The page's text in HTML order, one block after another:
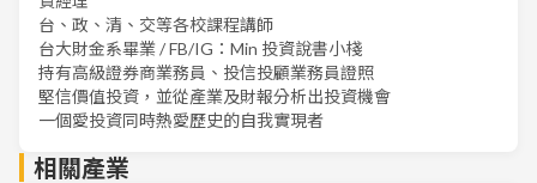
台、政、清、交等各校課程講師
台大財金系畢業 / FB/IG：Min 投資說書小棧
持有高級證券商業務員、投信投顧業務員證照
堅信價值投資，並從產業及財報分析出投資機會
一個愛投資同時熱愛歷史的自我實現者
相關產業